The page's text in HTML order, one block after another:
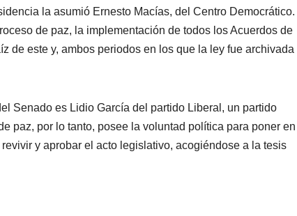
la asumió Ernesto Macías, del Centro Democrático.
de paz, la implementación de todos los Acuerdos de
de este y, ambos periodos en los que la ley fue archivada
Senado es Lidio García del partido Liberal, un partido
paz, por lo tanto, posee la voluntad política para poner en
y aprobar el acto legislativo, acogiéndose a la tesis